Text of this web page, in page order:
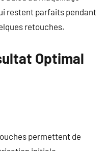
restent parfaits pendant
retouches.
Optimal
permettent de